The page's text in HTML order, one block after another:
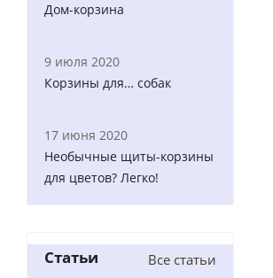
Дом-корзина
9 июля 2020
Корзины для… собак
17 июня 2020
Необычные щиты-корзины
для цветов? Легко!
Статьи Все статьи